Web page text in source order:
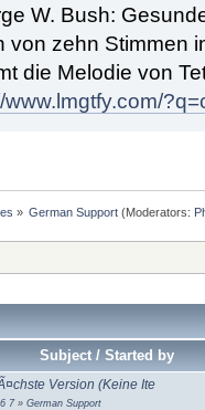
W. Bush:
von zehn Stimmen
die Melodie von
www.lmgtfy.com/
» German Support(Moderators:
Subject / Started by
Version (Keine Ite
6 7» German Support